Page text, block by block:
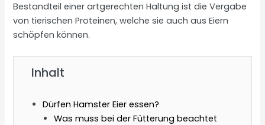
Bestandteil einer artgerechten Haltung ist die Vergabe
von tierischen Proteinen, welche sie auch aus Eiern
schöpfen können.
Inhalt
Dürfen Hamster Eier essen?
Was muss bei der Fütterung beachtet